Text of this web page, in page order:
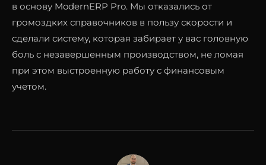
в основу ModernERP Pro. Мы отказались от
громоздких справочников в пользу скорости и
сделали систему, которая забирает у вас головную
боль с незавершенным производством, не ломая
при этом выстроенную работу с финансовым
учетом.